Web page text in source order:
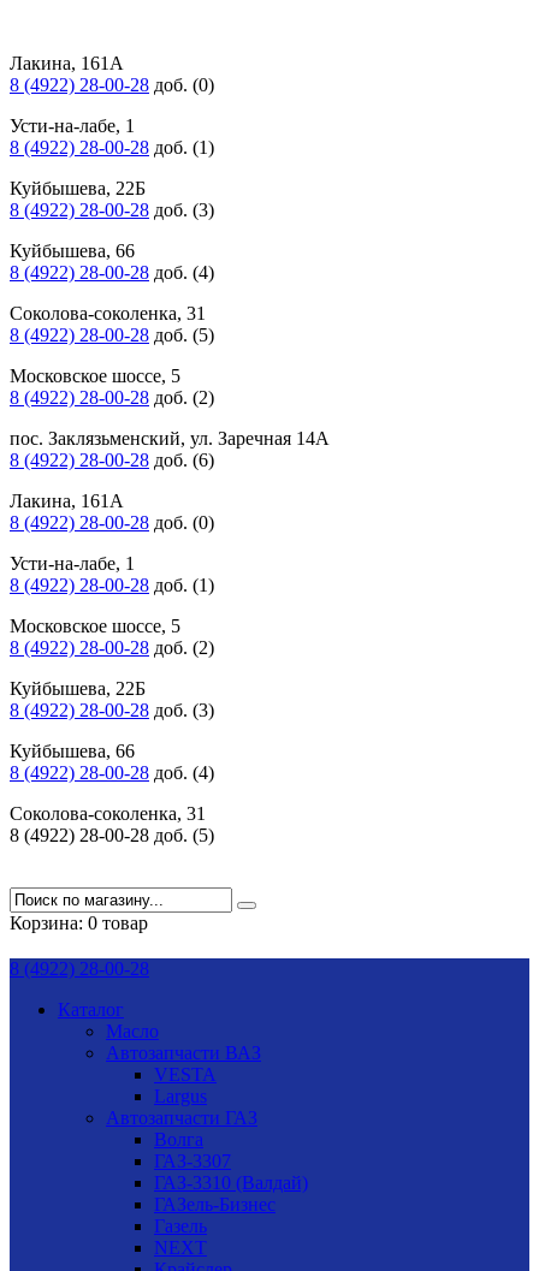
Лакина, 161А
8 (4922) 28-00-28 доб. (0)
Усти-на-лабе, 1
8 (4922) 28-00-28 доб. (1)
Куйбышева, 22Б
8 (4922) 28-00-28 доб. (3)
Куйбышева, 66
8 (4922) 28-00-28 доб. (4)
Соколова-соколенка, 31
8 (4922) 28-00-28 доб. (5)
Московское шоссе, 5
8 (4922) 28-00-28 доб. (2)
пос. Заклязьменский, ул. Заречная 14А
8 (4922) 28-00-28 доб. (6)
Лакина, 161А
8 (4922) 28-00-28 доб. (0)
Усти-на-лабе, 1
8 (4922) 28-00-28 доб. (1)
Московское шоссе, 5
8 (4922) 28-00-28 доб. (2)
Куйбышева, 22Б
8 (4922) 28-00-28 доб. (3)
Куйбышева, 66
8 (4922) 28-00-28 доб. (4)
Соколова-соколенка, 31
8 (4922) 28-00-28 доб. (5)
Корзина: 0 товар
8 (4922) 28-00-28
Каталог
Масло
Автозапчасти ВАЗ
VESTA
Largus
Автозапчасти ГАЗ
Волга
ГАЗ-3307
ГАЗ-3310 (Валдай)
ГАЗель-Бизнес
Газель
NEXT